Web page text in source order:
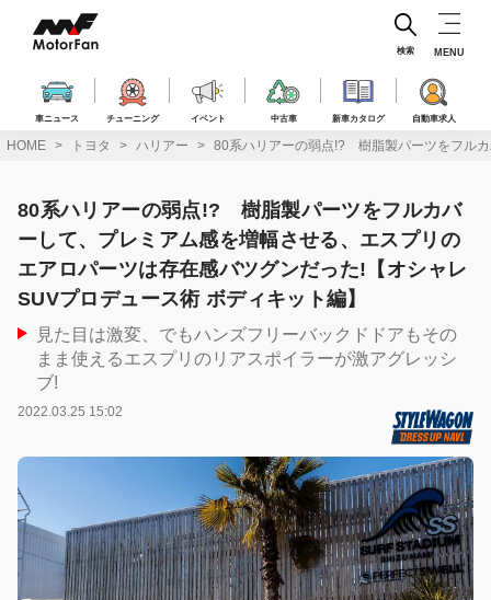
ス
車ニュース チューニング イベント 中古車 新車カタログ 自動車求人
検索 MENU
HOME トヨタ ハリアー 80系ハリアーの弱点!? 樹脂製パーツをフルカ
80系ハリアーの弱点!? 樹脂製パーツをフルカバ
ーして、プレミアム感を増幅させる、エスプリの
エアロパーツは存在感バツグンだった!【オシャレ
SUVプロデュース術 ボディキット編】
見た目は激変、でもハンズフリーバックドドアもその
まま使えるエスプリのリアスポイラーが激アグレッシ
ブ!
2022.03.25 15:02